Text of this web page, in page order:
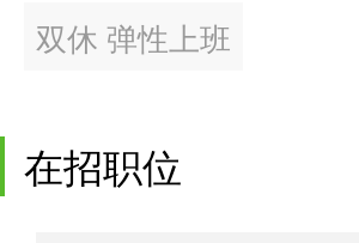
双休 弹性上班
在招职位